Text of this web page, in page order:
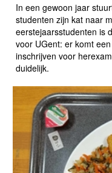
In een gewoon jaar
studenten zijn kat naar
eerstejaarsstudenten is
voor UGent: er komt
inschrijven voor
duidelijk.